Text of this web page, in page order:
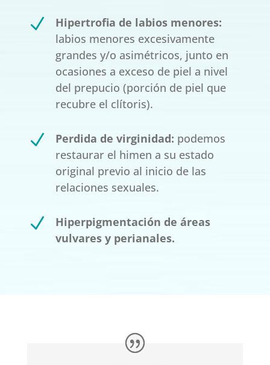
N
Hipertrofia de labios menores:
labios menores excesivamente
grandes y/o asimétricos, junto en
ocasiones a exceso de piel a nivel
del prepucio (porción de piel que
recubre el clítoris).
N Perdida de virginidad: podemos
restaurar el himen a su estado
original previo al inicio de las
relaciones sexuales.
N
Hiperpigmentación de áreas
vulvares y perianales.